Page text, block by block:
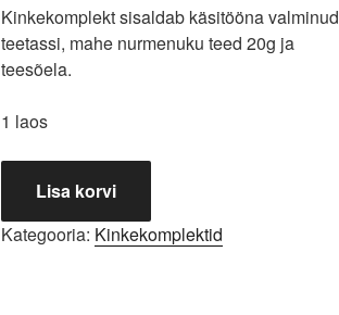
Kinkekomplekt sisaldab käsitööna valminud
teetassi, mahe nurmenuku teed 20g ja
teesõela.
1 laos
Kinkekomplekt
"Nurmenukuõis"
kogus
Lisa korvi
Kategooria: Kinkekomplektid